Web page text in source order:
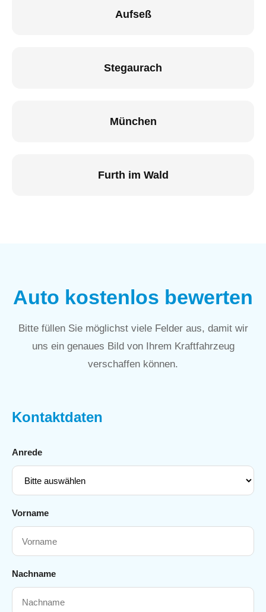
Aufseß
Stegaurach
München
Furth im Wald
Auto kostenlos bewerten
Bitte füllen Sie möglichst viele Felder aus, damit wir
uns ein genaues Bild von Ihrem Kraftfahrzeug
verschaffen können.
Kontaktdaten
Anrede
Vorname
Nachname